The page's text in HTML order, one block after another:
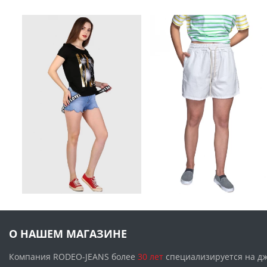
О НАШЕМ МАГАЗИНЕ
Компания RODEO-JEANS более 30 лет специализируется на